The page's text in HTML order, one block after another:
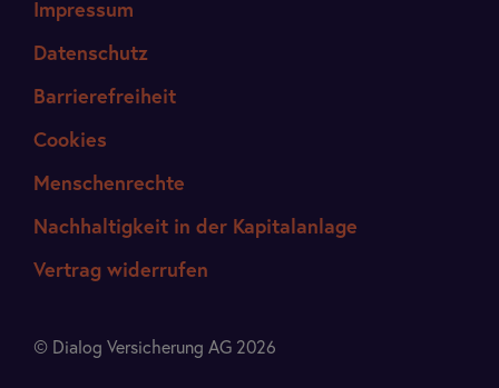
Impressum
Datenschutz
Barrierefreiheit
Cookies
Menschenrechte
Nachhaltigkeit in der Kapitalanlage
Vertrag widerrufen
© Dialog Versicherung AG 2026